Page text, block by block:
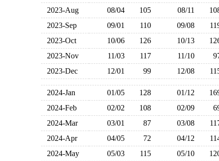
2023-Aug
08/04 105 08/11
2023-Sep
09/01 110 09/08
2023-Oct
10/06 126 10/13
2023-Nov
11/03 117 11/10
2023-Dec
12/01 99 12/08
2024-Jan 01/05 128 01/12
2024-Feb
02/02 108 02/09
2024-Mar
03/01 87 03/08
2024-Apr
04/05 72 04/12
2024-May
05/03 115 05/10